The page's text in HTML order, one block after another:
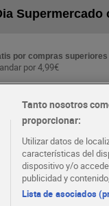
Supermercado
por compras superiores
por 4,99€
Tiendas
Tanto nosotros
proporcionar:
Utilizar datos de
características del
dispositivo y/o
publicidad y
Lista de asociados